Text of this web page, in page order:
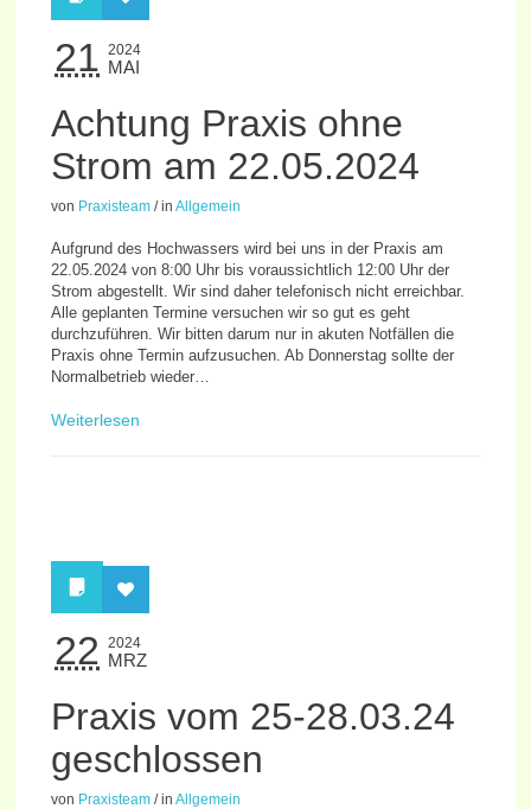
21 2024
MAI
Achtung Praxis ohne
Strom am 22.05.2024
von Praxisteam / inAllgemein
Aufgrund des Hochwassers wird bei uns in der Praxis am
22.05.2024 von 8:00 Uhr bis voraussichtlich 12:00 Uhr der
Strom abgestellt. Wir sind daher telefonisch nicht erreichbar.
Alle geplanten Termine versuchen wir so gut es geht
durchzuführen. Wir bitten darum nur in akuten Notfällen die
Praxis ohne Termin aufzusuchen. Ab Donnerstag sollte der
Normalbetrieb wieder…
Weiterlesen
22 2024
MRZ
Praxis vom 25-28.03.24
geschlossen
von Praxisteam / inAllgemein